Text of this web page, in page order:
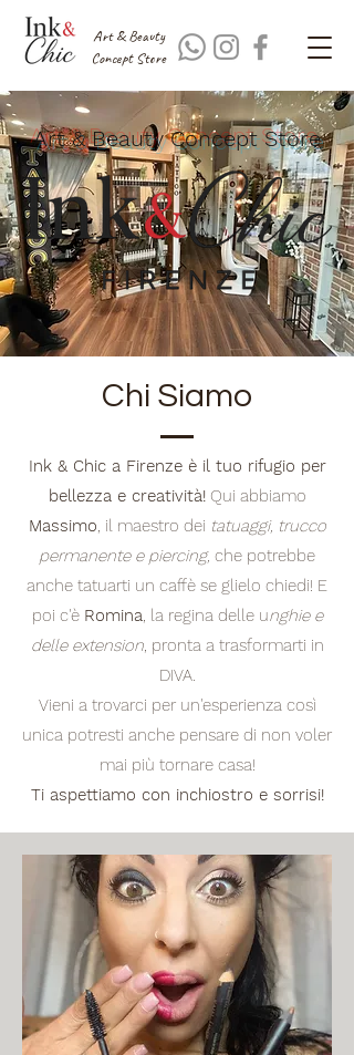
Art & Beauty
Concept Store
Art & Beauty Concept Store
Chi Siamo
Ink & Chic a Firenze è il tuo rifugio per
bellezza e creatività!Qui abbiamo
Massimo, il maestro dei tatuaggi, trucco
permanente e piercing, che potrebbe
anche tatuarti un caffè se glielo chiedi! E
poi c'è Romina, la regina delle unghie e
delle extension, pronta a trasformarti in
DIVA.
Vieni a trovarci per un'esperienza così
unica potresti anche pensare di non voler
mai più tornare casa!
Ti aspettiamo con inchiostro e sorrisi!